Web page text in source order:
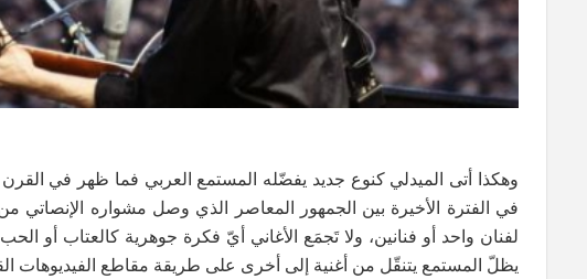
وهكذا أتى الميدلي كنوع جديد يفضّله المستمع العربي فما ظهر في
في الفترة الأخيرة بين الجمهور المعاصر الذي وصل مشواره
لفنان واحد أو فنانين، ولا تَجمَع الأغاني أيّ فكرة جوهرية كالعتاب أو
يظلّ المستمع يتنقّل من أغنية إلى أخرى على طريقة مقاطع الفيديوهات